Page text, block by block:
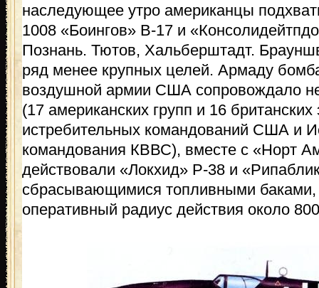
наследующее утро американцы
1008 «Боингов» В-17 и
Познань. Тютов, Хальберштадт.
ряд менее крупных целей. Армаду
воздушной армии США сопровождало
(17 американских групп и 16
истребительных командований США и
командования КВВС), вместе с «Норт
действовали «Локхид» Р-38 и
сбрасывающимися топливными баками,
оперативный радиус действия около